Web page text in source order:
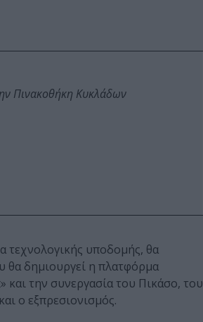
Πινακοθήκη Κυκλάδων
τεχνολογικής υποδομής, θα
θα δημιουργεί η πλατφόρμα
την συνεργασία του Πικάσο, του
ο εξπρεσιονισμός.